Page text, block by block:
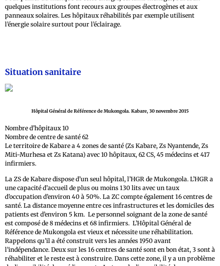
quelques institutions font recours aux groupes électrogènes et aux
panneaux solaires. Les hôpitaux réhabilités par exemple utilisent
l’énergie solaire surtout pour l’éclairage.
Situation sanitaire
Hôpital Général de Référence de Mukongola. Kabare, 30 novembre 2015
Nombre d’hôpitaux 10
Nombre de centre de santé 62
Le territoire de Kabare a 4 zones de santé (Zs Kabare, Zs Nyantende, Zs
Miti-Murhesa et Zs Katana) avec 10 hôpitaux, 62 CS, 45 médecins et 417
infirmiers.
La ZS de Kabare dispose d’un seul hôpital, l’HGR de Mukongola. L’HGR a
une capacité d’accueil de plus ou moins 130 lits avec un taux
d’occupation d’environ 40 à 50%. La ZC compte également 16 centres de
santé. La distance moyenne entre ces infrastructures et les domiciles des
patients est d’environ 5 km. Le personnel soignant de la zone de santé
est composé de 8 médecins et 68 infirmiers. L’Hôpital Général de
Référence de Mukongola est vieux et nécessite une réhabilitation.
Rappelons qu’il a été construit vers les années 1950 avant
l’indépendance. Deux sur les 16 centres de santé sont en bon état, 3 sont à
réhabiliter et le reste est à construire. Dans cette zone, il y a un problème